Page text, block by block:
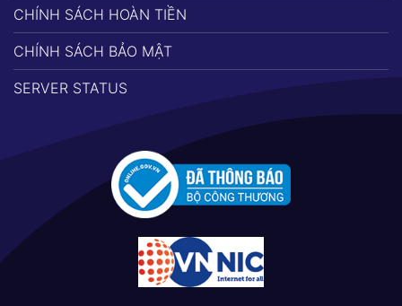
CHÍNH SÁCH HOÀN TIỀN
CHÍNH SÁCH BẢO MẬT
SERVER STATUS